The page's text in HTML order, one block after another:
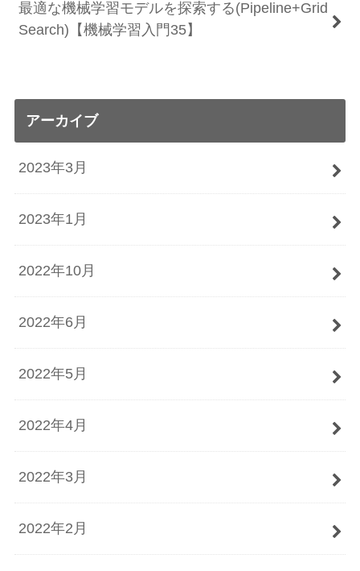
最適な機械学習モデルを探索する(Pipeline+Grid
Search)【機械学習入門35】
アーカイブ
2023年3月
2023年1月
2022年10月
2022年6月
2022年5月
2022年4月
2022年3月
2022年2月